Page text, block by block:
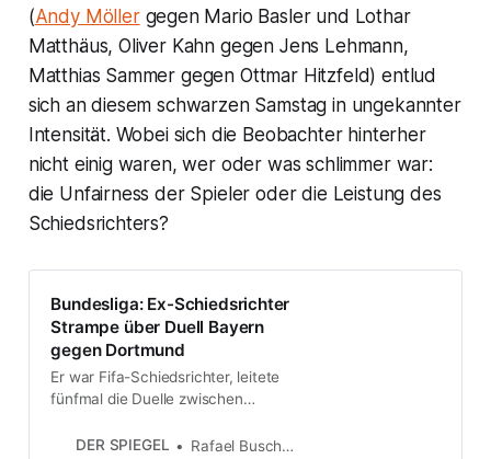
(Andy Möllergegen Mario Basler und Lothar
Matthäus, Oliver Kahn gegen Jens Lehmann,
Matthias Sammer gegen Ottmar Hitzfeld) entlud
sich an diesem schwarzen Samstag in ungekannter
Intensität. Wobei sich die Beobachter hinterher
nicht einig waren, wer oder was schlimmer war:
die Unfairness der Spieler oder die Leistung des
Schiedsrichters?
Bundesliga: Ex-Schiedsrichter
Strampe über Duell Bayern
gegen Dortmund
Er war Fifa-Schiedsrichter, leitete
fünfmal die Duelle zwischen
München. Einmal jedoch entglitt
DER SPIEGEL Rafael Buschmann